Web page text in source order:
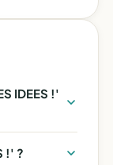
IDEES !'
!' ?